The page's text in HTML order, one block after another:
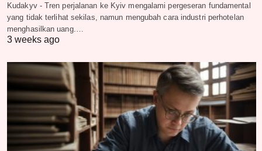
Kudakyv - Tren perjalanan ke Kyiv mengalami pergeseran fundamental
yang tidak terlihat sekilas, namun mengubah cara industri perhotelan
menghasilkan uang.…
3 weeks ago